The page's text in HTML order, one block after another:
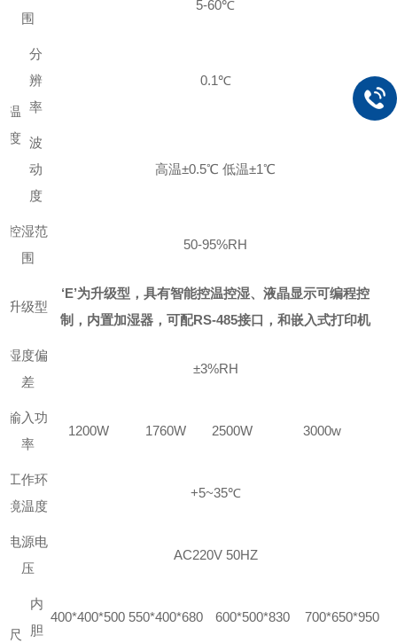
围
5-60℃
温
度
分
辨
率
0.1℃
波
动
度
高温±0.5℃ 低温±1℃
控湿范
围
50-95%RH
升级型
‘E’为升级型，具有智能控温控湿、液晶显示可编程控
制，内置加湿器，可配RS-485接口，和嵌入式打印机
湿度偏
差
±3%RH
输入功
率
1200W 1760W 2500W 3000w
工作环
境温度
+5~35℃
电源电
压
AC220V 50HZ
尺
内
胆
400*400*500 550*400*680 600*500*830 700*650*950